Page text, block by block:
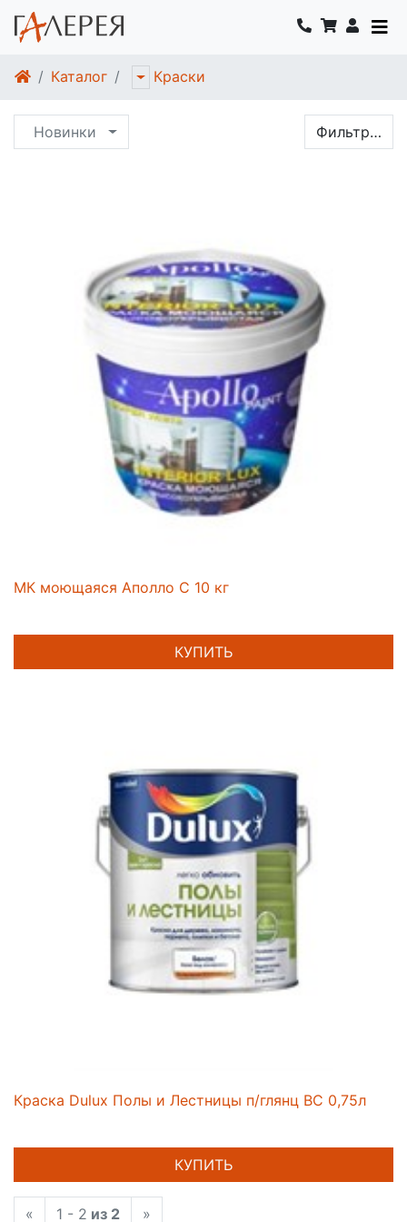
Каталог Краски
Новинки Фильтр…
МК моющаяся Аполло С 10 кг
КУПИТЬ
Краска Dulux Полы и Лестницы п/глянц BC 0,75л
КУПИТЬ
« 1 - 2 из 2 »